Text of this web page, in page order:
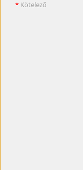
* Kötelező